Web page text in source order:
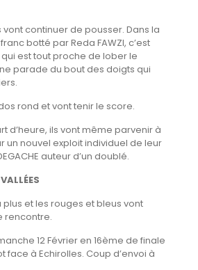
continuer de pousser. Dans la
botté par Reda FAWZI, c’est
qui est tout proche de lober le
parade du bout des doigts qui
rond et vont tenir le score.
d’heure, ils vont même parvenir à
un nouvel exploit individuel de leur
auteur d’un doublé.
plus et les rouges et bleus vont
rencontre.
12 Février en 16ème de finale
face à Echirolles. Coup d’envoi à